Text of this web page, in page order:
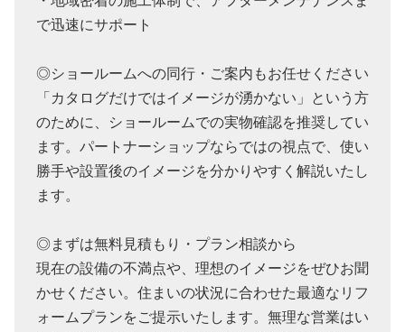
で迅速にサポート
◎ショールームへの同行・ご案内もお任せください
「カタログだけではイメージが湧かない」という方
のために、ショールームでの実物確認を推奨してい
ます。パートナーショップならではの視点で、使い
勝手や設置後のイメージを分かりやすく解説いたし
ます。
◎まずは無料見積もり・プラン相談から
現在の設備の不満点や、理想のイメージをぜひお聞
かせください。住まいの状況に合わせた最適なリフ
ォームプランをご提示いたします。無理な営業はい